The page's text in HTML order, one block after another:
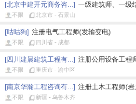
[北京中建开元商务咨...] 一级建筑师、一级
不限
北京市 - 石景山
[咕咕狗] 注册电气工程师(发输变电)
不限
四川省 - 成都
[四川建晨建筑工程有...] 注册公用设备工程
不限
重庆市 - 渝中区
[南京华瀚工程咨询有...] 注册土木工程师(岩
不限
新疆 - 乌鲁木齐